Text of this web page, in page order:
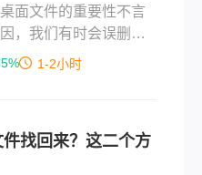
面文件的重要性不言
，我们有时会误删桌
。此时，我们可能会
1-2小时
找回来？这二个方